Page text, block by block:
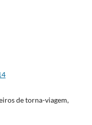
de torna-viagem,